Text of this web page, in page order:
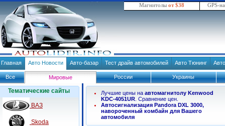
Магнитолы от $38 GPS-
Главная Авто Новости Авто-базар Тест драйв автомобилей Авто Тюнинг
Все Мировые России Украины
Тематические сайты
ВАЗ
Skoda
Лучшие цены на автомагнитолу Kenwood
KDC-4051UR . Сравнение цен.
Автосигнализация Pandora DXL 3000,
навороченный комбайн для Вашего
автомобиля